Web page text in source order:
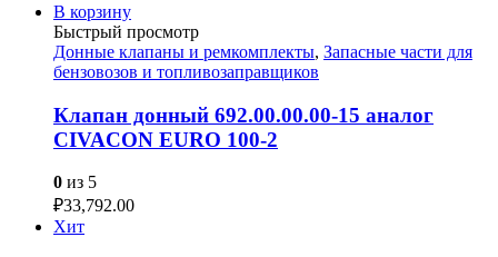
В корзину
Быстрый просмотр
Донные клапаны и ремкомплекты, Запасные части для
бензовозов и топливозаправщиков
Клапан донный 692.00.00.00-15 аналог
CIVACON EURO 100-2
0 из 5
₽33,792.00
Хит